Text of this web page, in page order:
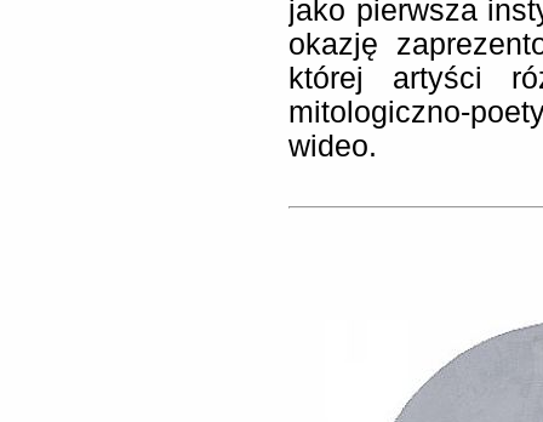
jako pierwsza
okazję
której artyści
mitologiczno-
wideo.